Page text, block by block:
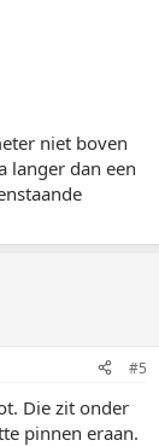
niet boven
langer dan een
#5
Die zit onder
pinnen eraan.